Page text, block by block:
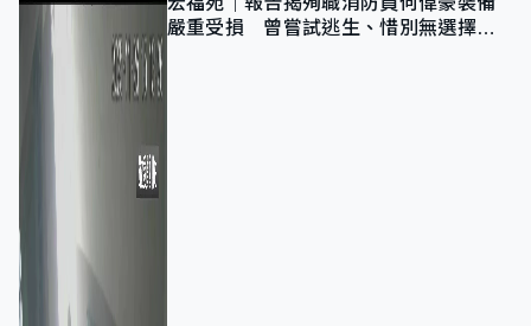
嚴重受損 曾嘗試逃生、惜別無選擇下